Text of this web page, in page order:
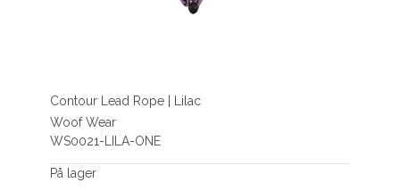
Contour Lead Rope | Lilac
Woof Wear
WS0021-LILA-ONE
På lager